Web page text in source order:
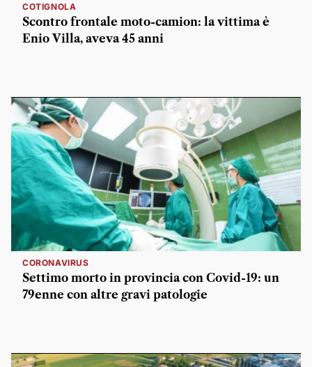
COTIGNOLA
Scontro frontale moto-camion: la vittima è
Enio Villa, aveva 45 anni
CORONAVIRUS
Settimo morto in provincia con Covid-19: un
79enne con altre gravi patologie